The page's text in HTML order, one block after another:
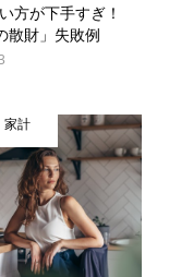
方が下手すぎ！
散財」失敗例
家計